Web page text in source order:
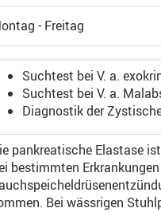
- Freitag
Suchtest bei V. a.
Suchtest bei V. a.
Diagnostik der
pankreatische Elastase
bestimmten
Bei wässrigen